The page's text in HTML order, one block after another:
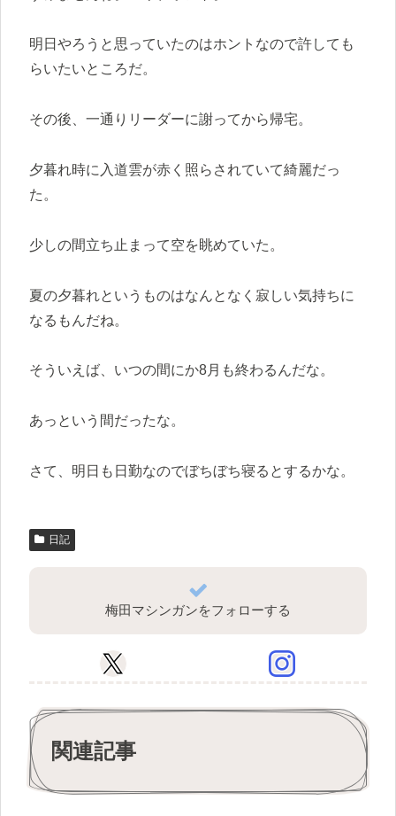
明日やろうと思っていたのはホントなので許しても
らいたいところだ。
その後、一通りリーダーに謝ってから帰宅。
夕暮れ時に入道雲が赤く照らされていて綺麗だっ
た。
少しの間立ち止まって空を眺めていた。
夏の夕暮れというものはなんとなく寂しい気持ちに
なるもんだね。
そういえば、いつの間にか8月も終わるんだな。
あっという間だったな。
さて、明日も日勤なのでぼちぼち寝るとするかな。
日記
梅田マシンガンをフォローする
関連記事